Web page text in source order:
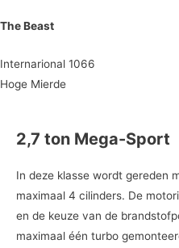
The Beast
Internarional 1066
Hoge Mierde
2,7 ton Mega-Sport
In deze klasse wordt gereden
maximaal 4 cilinders. De
en de keuze van de
maximaal één turbo